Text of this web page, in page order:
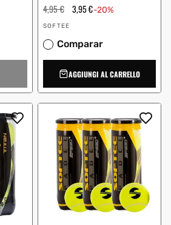
Prezzo
regolare
4,95 € Prezzo
scontato
3,95 €-20%
Fornitore:
SOFTEE
Comparar
AGGIUNGI AL CARRELLO